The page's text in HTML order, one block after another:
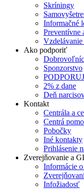
Skríningy
Informačné
Preventívne
Ako podporiť
Sponzorstvo
2% z dane
Deň
Kontakt
Centrála a
Centrá
Pobočky
Iné kontakty
Prihlásenie
Zverejňovanie a
Informácie
Infožiadosť